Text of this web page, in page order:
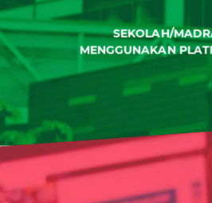
SEKOLAH/
MENGGUNAKAN